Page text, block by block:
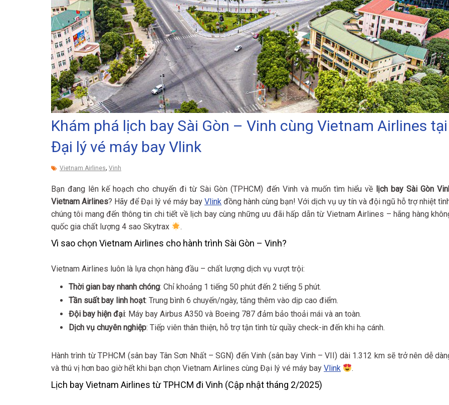
Khám phá lịch bay Sài Gòn – Vinh cùng Vietnam Airlines tại
Đại lý vé máy bay Vlink
Vietnam Airlines, Vinh
Bạn đang lên kế hoạch cho chuyến đi từ Sài Gòn (TPHCM) đến Vinh và muốn tìm hiểu về lịch bay Sài Gòn
Vietnam Airlines? Hãy để Đại lý vé máy bay Vlink đồng hành cùng bạn! Với dịch vụ uy tín và đội ngũ hỗ trợ nhiệt
chúng tôi mang đến thông tin chi tiết về lịch bay cùng những ưu đãi hấp dẫn từ Vietnam Airlines – hãng hàng
quốc gia chất lượng 4 sao Skytrax
.
Vì sao chọn Vietnam Airlines cho hành trình Sài Gòn – Vinh?
Vietnam Airlines luôn là lựa chọn hàng đầu – chất lượng dịch vụ vượt trội:
Thời gian bay nhanh chóng: Chỉ khoảng 1 tiếng 50 phút đến 2 tiếng 5 phút.
Tần suất bay linh hoạt: Trung bình 6 chuyến/ngày, tăng thêm vào dịp cao điểm.
Đội bay hiện đại: Máy bay Airbus A350 và Boeing 787 đảm bảo thoải mái và an toàn.
Dịch vụ chuyên nghiệp: Tiếp viên thân thiện, hỗ trợ tận tình từ quầy check-in đến khi hạ cánh.
Hành trình từ TPHCM (sân bay Tân Sơn Nhất – SGN) đến Vinh (sân bay Vinh – VII) dài 1.312 km sẽ trở nên dễ
và thú vị hơn bao giờ hết khi bạn chọn Vietnam Airlines cùng Đại lý vé máy bay Vlink .
Lịch bay Vietnam Airlines từ TPHCM đi Vinh (Cập nhật tháng 2/2025)